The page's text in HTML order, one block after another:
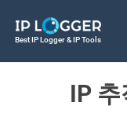
Best IP Logger & IP Tools
IP